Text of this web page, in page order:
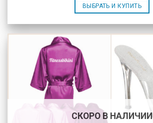
ВЫБРАТЬ И КУПИТЬ
СКОРО В НАЛИЧИИ